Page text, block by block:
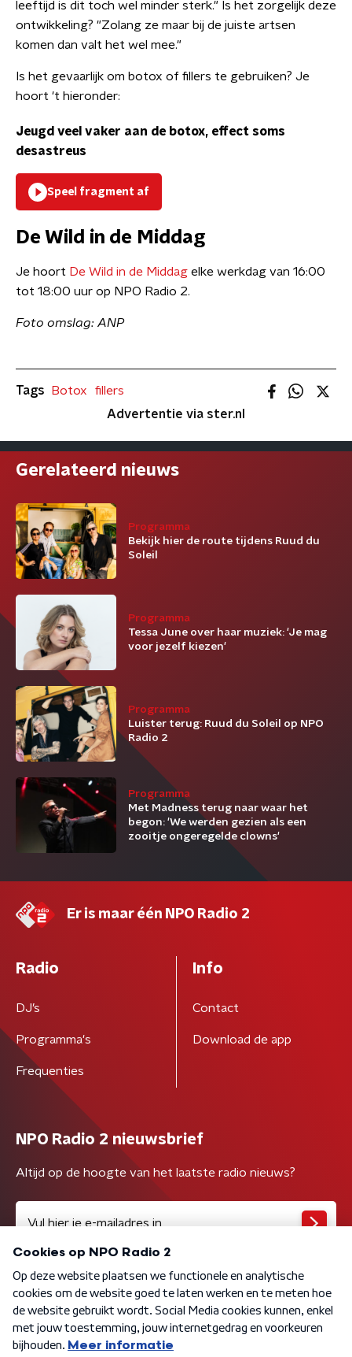
leeftijd is dit toch wel minder sterk." Is het zorgelijk deze
ontwikkeling? "Zolang ze maar bij de juiste artsen
komen dan valt het wel mee."
Is het gevaarlijk om botox of fillers te gebruiken? Je
hoort 't hieronder:
Jeugd veel vaker aan de botox, effect soms
desastreus
Speel fragment af
De Wild in de Middag
Je hoort De Wild in de Middag elke werkdag van 16:00
tot 18:00 uur op NPO Radio 2.
Foto omslag: ANP
Tags Botox
fillers
Advertentie via ster.nl
Gerelateerd nieuws
Programma
Bekijk hier de route tijdens Ruud du
Soleil
Programma
Tessa June over haar muziek: 'Je mag
voor jezelf kiezen'
Programma
Luister terug: Ruud du Soleil op NPO
Radio 2
Programma
Met Madness terug naar waar het
begon: 'We werden gezien als een
zooitje ongeregelde clowns'
Er is maar één NPO Radio 2
Radio
DJ’s
Programma's
Frequenties
Info
Contact
Download de app
NPO Radio 2 nieuwsbrief
Altijd op de hoogte van het laatste radio nieuws?
Algemene voorwaarden